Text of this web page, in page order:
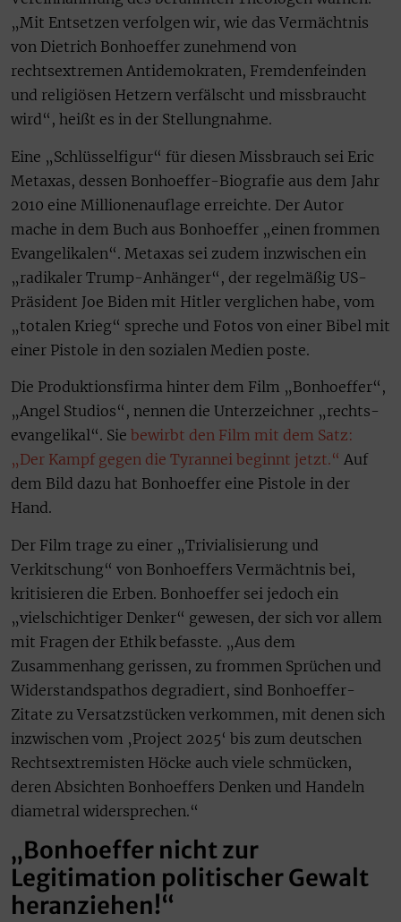
„Mit Entsetzen verfolgen wir, wie das Vermächtnis
von Dietrich Bonhoeffer zunehmend von
rechtsextremen Antidemokraten, Fremdenfeinden
und religiösen Hetzern verfälscht und missbraucht
wird“, heißt es in der Stellungnahme.
Eine „Schlüsselfigur“ für diesen Missbrauch sei Eric
Metaxas, dessen Bonhoeffer-Biografie aus dem Jahr
2010 eine Millionenauflage erreichte. Der Autor
mache in dem Buch aus Bonhoeffer „einen frommen
Evangelikalen“. Metaxas sei zudem inzwischen ein
„radikaler Trump-Anhänger“, der regelmäßig US-
Präsident Joe Biden mit Hitler verglichen habe, vom
„totalen Krieg“ spreche und Fotos von einer Bibel mit
einer Pistole in den sozialen Medien poste.
Die Produktionsfirma hinter dem Film „Bonhoeffer“,
„Angel Studios“, nennen die Unterzeichner „rechts-
evangelikal“. Sie bewirbt den Film mit dem Satz:
„Der Kampf gegen die Tyrannei beginnt jetzt.“ Auf
dem Bild dazu hat Bonhoeffer eine Pistole in der
Hand.
Der Film trage zu einer „Trivialisierung und
Verkitschung“ von Bonhoeffers Vermächtnis bei,
kritisieren die Erben. Bonhoeffer sei jedoch ein
„vielschichtiger Denker“ gewesen, der sich vor allem
mit Fragen der Ethik befasste. „Aus dem
Zusammenhang gerissen, zu frommen Sprüchen und
Widerstandspathos degradiert, sind Bonhoeffer-
Zitate zu Versatzstücken verkommen, mit denen sich
inzwischen vom ‚Project 2025‘ bis zum deutschen
Rechtsextremisten Höcke auch viele schmücken,
deren Absichten Bonhoeffers Denken und Handeln
diametral widersprechen.“
„Bonhoeffer nicht zur
Legitimation politischer Gewalt
heranziehen!“